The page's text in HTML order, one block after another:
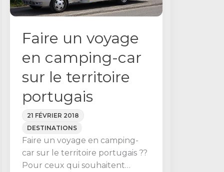
Faire un voyage
en camping-car
sur le territoire
portugais
21 FÉVRIER 2018
DESTINATIONS
Faire un voyage en camping-
car sur le territoire portugais ??
Pour ceux qui souhaitent